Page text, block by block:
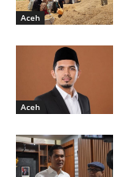
Aceh
Aceh